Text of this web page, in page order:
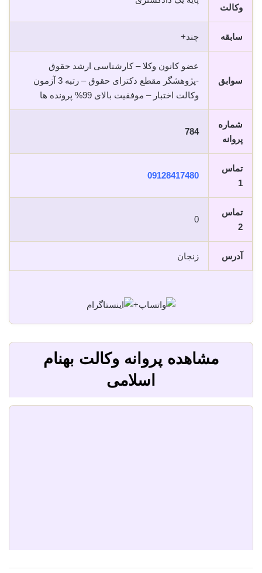
وکالت
سابقه چند+
سوابق
عضو کانون وکلا – کارشناسی ارشد حقوق
-پژوهشگر مقطع دکترای حقوق – رتبه 3 آزمون
وکالت اختبار – موفقیت بالای 99% پرونده ها
شماره
پروانه
784
تماس
1
09128417480
تماس
2
0
آدرس زنجان
+
مشاهده پروانه وکالت بهنام
اسلامی